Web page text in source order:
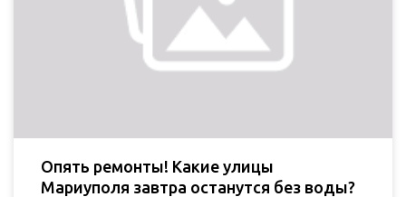
Опять ремонты! Какие улицы
Мариуполя завтра останутся без воды?